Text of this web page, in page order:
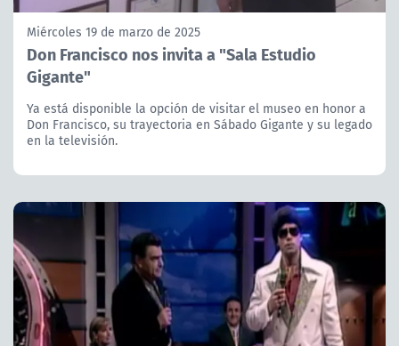
Miércoles 19 de marzo de 2025
Don Francisco nos invita a "Sala Estudio
Gigante"
Ya está disponible la opción de visitar el museo en honor a
Don Francisco, su trayectoria en Sábado Gigante y su legado
en la televisión.